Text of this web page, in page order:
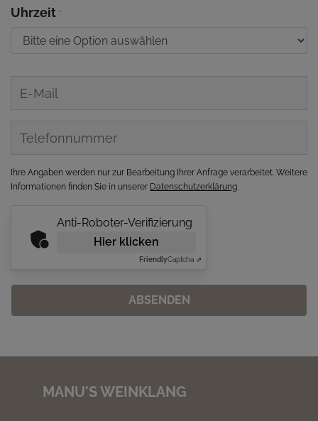
Uhrzeit *
Ihre Angaben werden nur zur Bearbeitung Ihrer Anfrage verarbeitet. Weitere
Informationen finden Sie in unserer Datenschutzerklärung.
Anti-Roboter-Verifizierung
Hier klicken
FriendlyCaptcha ⇗
ABSENDEN
MANU'S WEINKLANG